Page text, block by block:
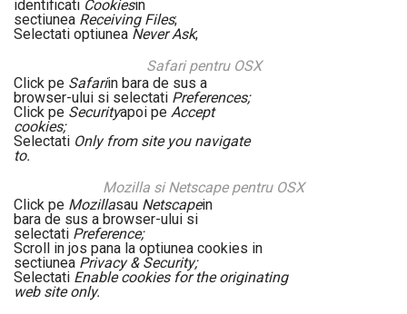
identificati Cookiesin
sectiunea Receiving Files;
Selectati optiunea Never Ask;
Safari pentru OSX
Click pe Safariin bara de sus a
browser-ului si selectati Preferences;
Click pe Securityapoi pe Accept
cookies;
Selectati Only from site you navigate
to.
Mozilla si Netscape pentru OSX
Click pe Mozillasau Netscapein
bara de sus a browser-ului si
selectati Preference;
Scroll in jos pana la optiunea cookies in
sectiunea Privacy & Security;
Selectati Enable cookies for the originating
web site only.